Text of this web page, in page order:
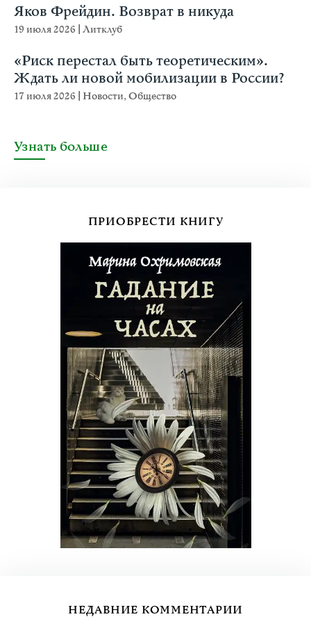
Яков Фрейдин. Возврат в никуда
19 июля 2026 Литклуб
«Риск перестал быть теоретическим».
Ждать ли новой мобилизации в России?
17 июля 2026 Новости,Общество
Узнать больше
ПРИОБРЕСТИ КНИГУ
НЕДАВНИЕ КОММЕНТАРИИ